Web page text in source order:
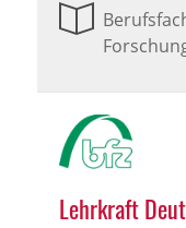
Lehrkraft